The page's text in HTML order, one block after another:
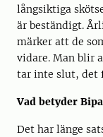
långsiktiga
är beständigt.
märker att de
vidare. Man blir
tar inte slut, det
Vad betyder
Det har länge